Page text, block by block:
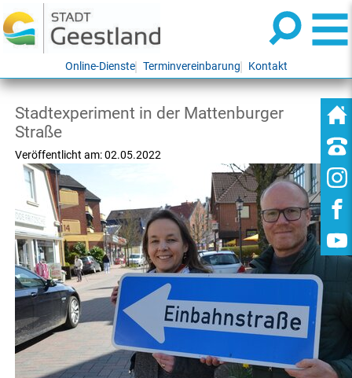
Online-Dienste Terminvereinbarung Kontakt
Stadtexperiment in der Mattenburger
Straße
Veröffentlicht am:02.05.2022